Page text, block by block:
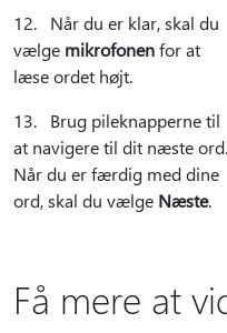
12. Når du er klar, skal du
vælge mikrofonenfor at
læse ordet højt.
13. Brug pileknapperne til
at navigere til dit næste ord.
Når du er færdig med dine
ord, skal du vælge Næste.
Få mere at